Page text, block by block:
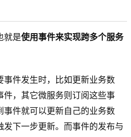
就是使用事件来实现跨多个服务
事件发生时，比如更新业务数
件，其它微服务则订阅这些事
事件就可以更新自己的业务数
发下一步更新。而事件的发布与